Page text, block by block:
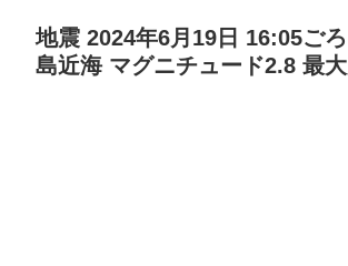
地震 2024年6月19日 16:05ご
島近海 マグニチュード2.8 最